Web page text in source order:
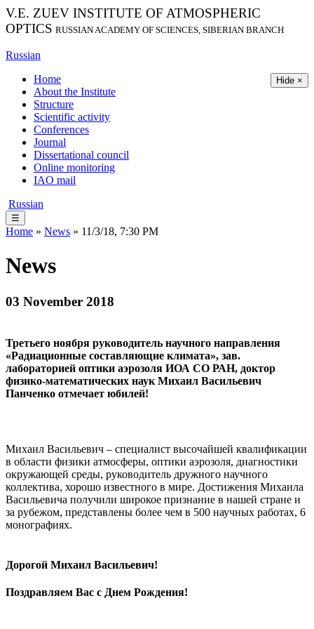
V.E. ZUEV INSTITUTE OF ATMOSPHERIC
OPTICS RUSSIAN ACADEMY OF SCIENCES, SIBERIAN BRANCH
Russian
Hide ×
Home
About the Institute
Structure
Scientific activity
Conferences
Journal
Dissertational council
Online monitoring
IAO mail
Russian
☰
Home » News » 11/3/18, 7:30 PM
News
03 November 2018
Третьего ноября руководитель научного направления
«Радиационные составляющие климата», зав.
лабораторией оптики аэрозоля ИОА СО РАН, доктор
физико-математических наук Михаил Васильевич
Панченко отмечает юбилей!
Михаил Васильевич – специалист высочайшей квалификации
в области физики атмосферы, оптики аэрозоля, диагностики
окружающей среды, руководитель дружного научного
коллектива, хорошо известного в мире. Достижения Михаила
Васильевича получили широкое признание в нашей стране и
за рубежом, представлены более чем в 500 научных работах, 6
монографиях.
Дорогой Михаил Васильевич!
Поздравляем Вас с Днем Рождения!